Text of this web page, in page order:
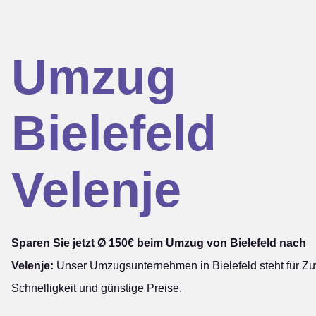
Umzug
Bielefeld
Velenje
Sparen Sie jetzt Ø 150€ beim Umzug von Bielefeld nach
Velenje: Unser Umzugsunternehmen in Bielefeld steht für
Schnelligkeit und günstige Preise.